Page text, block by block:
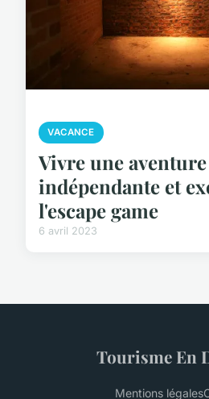
VACANCE
Vivre une aventure
indépendante et
l'escape game
6 avril 2023
Tourisme En
Mentions légales